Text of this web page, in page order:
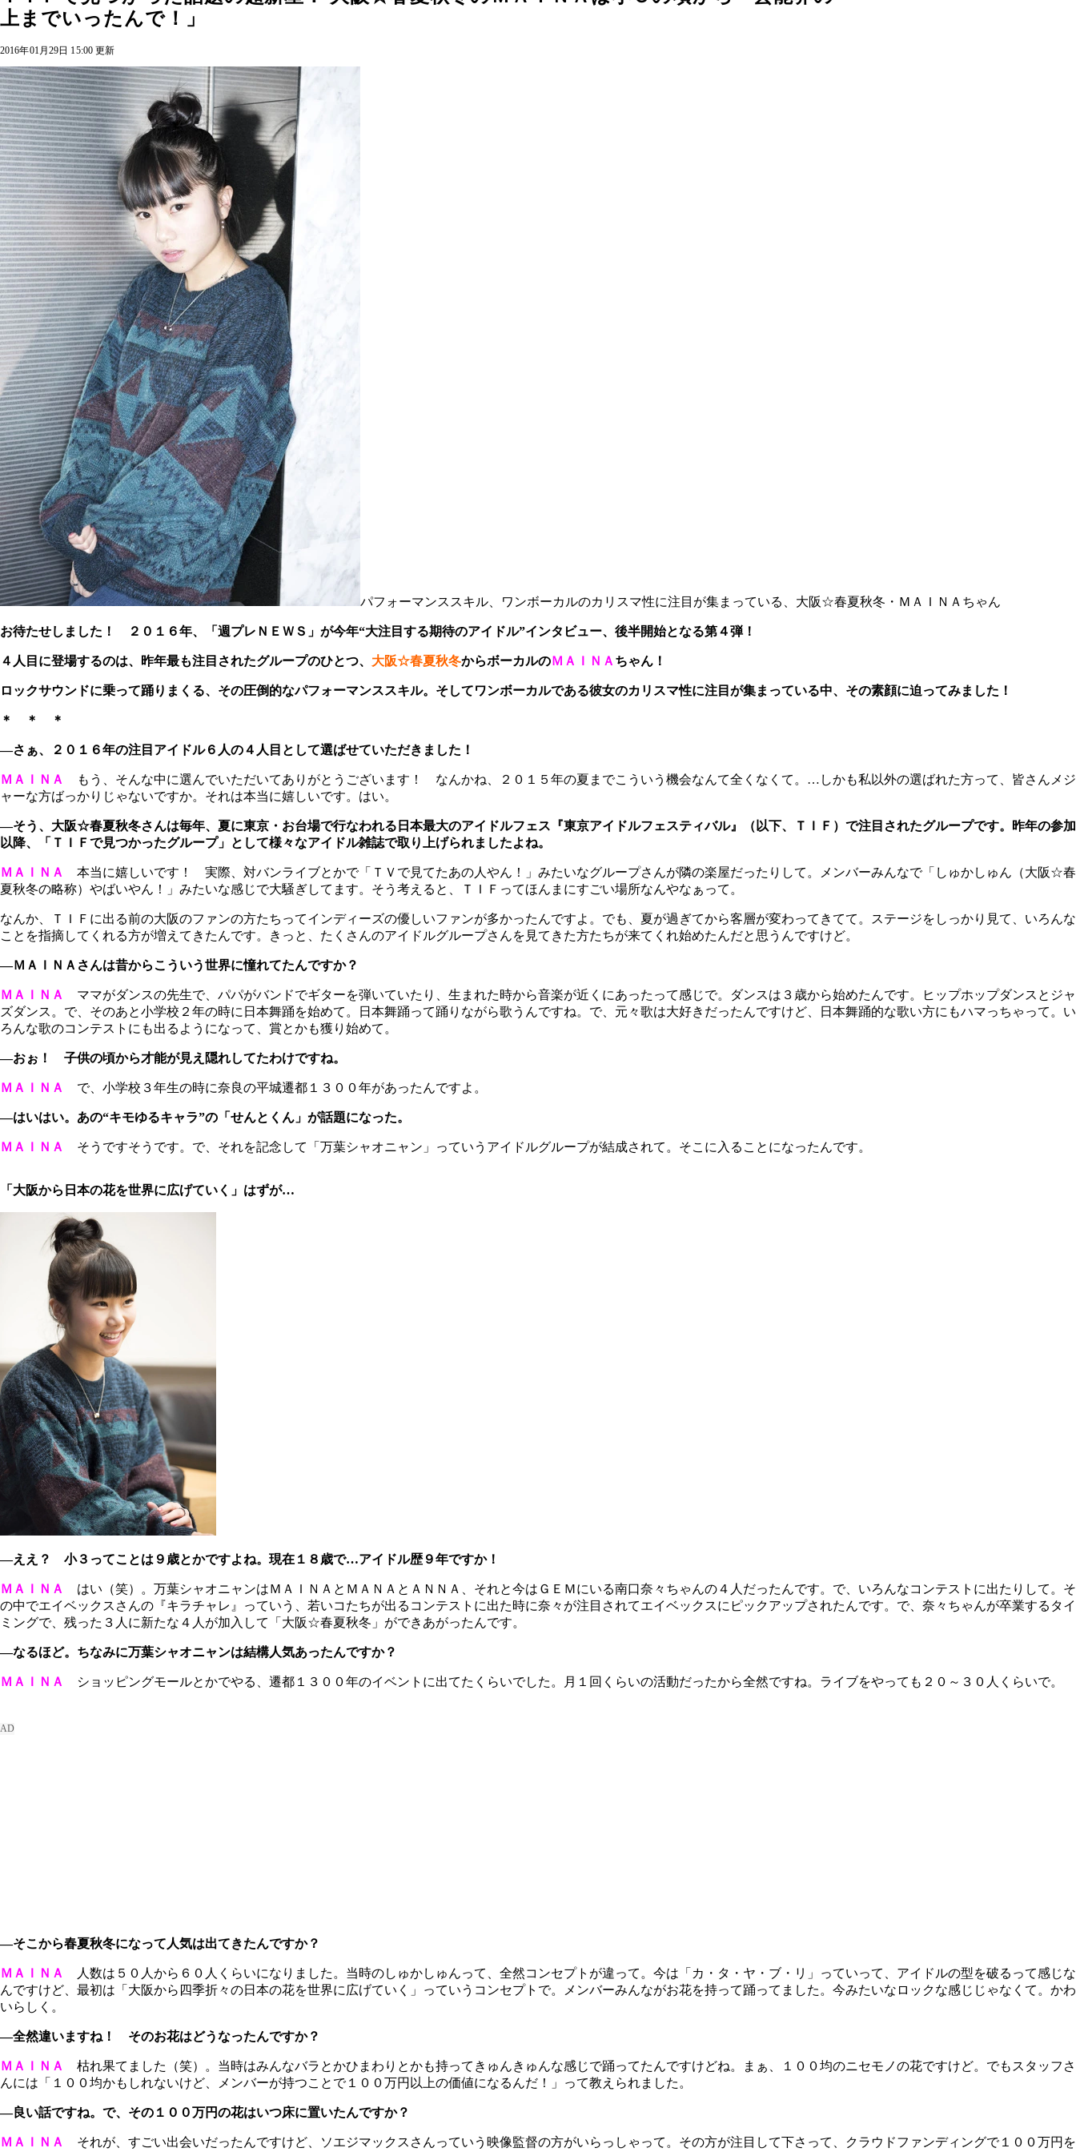
上までいったんで！」
2016年01月29日 15:00 更新
パフォーマンススキル、ワンボーカルのカリスマ性に注目が集まっている、大阪☆春夏秋冬・ＭＡＩＮＡちゃん
お待たせしました！ ２０１６年、「週プレＮＥＷＳ」が今年“大注目する期待のアイドル”インタビュー、後半開始となる第４弾！
４人目に登場するのは、昨年最も注目されたグループのひとつ、 大阪☆春夏秋冬からボーカルのＭＡＩＮＡ ちゃん！
ロックサウンドに乗って踊りまくる、その圧倒的なパフォーマンススキル。そしてワンボーカルである彼女のカリスマ性に注目が集まっている中、その素顔に迫ってみました！
＊ ＊ ＊
―さぁ、２０１６年の注目アイドル６人の４人目として選ばせていただきました！
ＭＡＩＮＡ
もう、そんな中に選んでいただいてありがとうございます！ なんかね、２０１５年の夏までこういう機会なんて全くなくて。…しかも私以外の選ばれた方って、皆さんメジ
ャーな方ばっかりじゃないですか。それは本当に嬉しいです。はい。
―そう、大阪☆春夏秋冬さんは毎年、夏に東京・お台場で行なわれる日本最大のアイドルフェス『東京アイドルフェスティバル』（以下、ＴＩＦ）で注目されたグループです。昨年の参加
以降、「ＴＩＦで見つかったグループ」として様々なアイドル雑誌で取り上げられましたよね。
ＭＡＩＮＡ
本当に嬉しいです！ 実際、対バンライブとかで「ＴＶで見てたあの人やん！」みたいなグループさんが隣の楽屋だったりして。メンバーみんなで「しゅかしゅん（大阪☆春
夏秋冬の略称）やばいやん！」みたいな感じで大騒ぎしてます。そう考えると、ＴＩＦってほんまにすごい場所なんやなぁって。
なんか、ＴＩＦに出る前の大阪のファンの方たちってインディーズの優しいファンが多かったんですよ。でも、夏が過ぎてから客層が変わってきてて。ステージをしっかり見て、いろんな
ことを指摘してくれる方が増えてきたんです。きっと、たくさんのアイドルグループさんを見てきた方たちが来てくれ始めたんだと思うんですけど。
―ＭＡＩＮＡさんは昔からこういう世界に憧れてたんですか？
ＭＡＩＮＡ
ママがダンスの先生で、パパがバンドでギターを弾いていたり、生まれた時から音楽が近くにあったって感じで。ダンスは３歳から始めたんです。ヒップホップダンスとジャ
ズダンス。で、そのあと小学校２年の時に日本舞踊を始めて。日本舞踊って踊りながら歌うんですね。で、元々歌は大好きだったんですけど、日本舞踊的な歌い方にもハマっちゃって。い
ろんな歌のコンテストにも出るようになって、賞とかも獲り始めて。
―おぉ！ 子供の頃から才能が見え隠れしてたわけですね。
ＭＡＩＮＡ で、小学校３年生の時に奈良の平城遷都１３００年があったんですよ。
―はいはい。あの“キモゆるキャラ”の「せんとくん」が話題になった。
ＭＡＩＮＡ そうですそうです。で、それを記念して「万葉シャオニャン」っていうアイドルグループが結成されて。そこに入ることになったんです。
「大阪から日本の花を世界に広げていく」はずが…
―ええ？ 小３ってことは９歳とかですよね。現在１８歳で…アイドル歴９年ですか！
ＭＡＩＮＡ はい（笑）。万葉シャオニャンはＭＡＩＮＡとＭＡＮＡとＡＮＮＡ、それと今はＧＥＭにいる南口奈々ちゃんの４人だったんです。で、いろんなコンテストに出たりして。そ
の中でエイベックスさんの『キラチャレ』っていう、若いコたちが出るコンテストに出た時に奈々が注目されてエイベックスにピックアップされたんです。で、奈々ちゃんが卒業するタイ
ミングで、残った３人に新たな４人が加入して「大阪☆春夏秋冬」ができあがったんです。
―なるほど。ちなみに万葉シャオニャンは結構人気あったんですか？
ＭＡＩＮＡ ショッピングモールとかでやる、遷都１３００年のイベントに出てたくらいでした。月１回くらいの活動だったから全然ですね。ライブをやっても２０～３０人くらいで。
―そこから春夏秋冬になって人気は出てきたんですか？
ＭＡＩＮＡ
人数は５０人から６０人くらいになりました。当時のしゅかしゅんって、全然コンセプトが違って。今は「カ・タ・ヤ・ブ・リ」っていって、アイドルの型を破るって感じな
んですけど、最初は「大阪から四季折々の日本の花を世界に広げていく」っていうコンセプトで。メンバーみんながお花を持って踊ってました。今みたいなロックな感じじゃなくて。かわ
いらしく。
―全然違いますね！ そのお花はどうなったんですか？
ＭＡＩＮＡ
枯れ果てました（笑）。当時はみんなバラとかひまわりとかも持ってきゅんきゅんな感じで踊ってたんですけどね。まぁ、１００均のニセモノの花ですけど。でもスタッフさ
んには「１００均かもしれないけど、メンバーが持つことで１００万円以上の価値になるんだ！」って教えられました。
―良い話ですね。で、その１００万円の花はいつ床に置いたんですか？
ＭＡＩＮＡ
それが、すごい出会いだったんですけど、ソエジマックスさんっていう映像監督の方がいらっしゃって。その方が注目して下さって、クラウドファンディングで１００万円を